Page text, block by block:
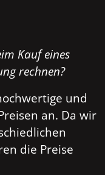
Kauf eines
rechnen?
und
an. Da wir
die Preise